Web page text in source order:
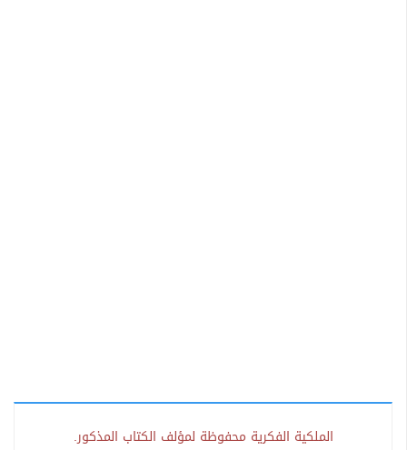
الملكية الفكرية محفوظة لمؤلف الكتاب المذكور.